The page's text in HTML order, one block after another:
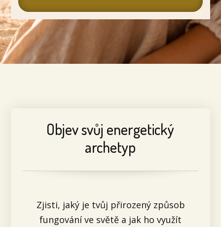
Objev svůj energetický
archetyp
Zjisti, jaký je tvůj přirozený způsob
fungování ve světě a jak ho využít